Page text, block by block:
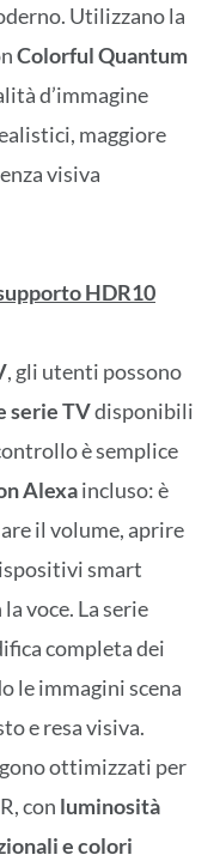
Utilizzano la
Colorful Quantum
d’immagine
maggiore
visiva
HDR10
, gli utenti possono
serie TVdisponibili
è semplice
Alexaincluso: è
il volume, aprire
smart
voce. La serie
completa dei
le immagini scena
e resa visiva.
ottimizzati per
con luminosità
e colori